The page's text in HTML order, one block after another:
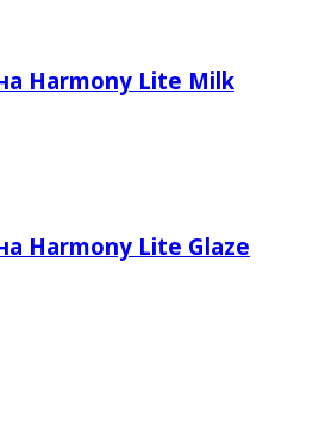
Harmony Lite Milk
Harmony Lite Glaze